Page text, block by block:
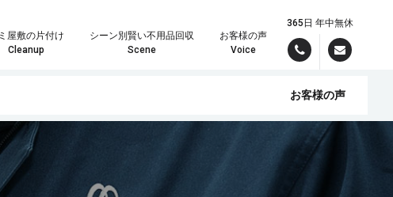
屋敷の片付け
Cleanup
シーン別賢い不用品回収
Scene
お客様の声
Voice
365日 年中無休
お客様の声